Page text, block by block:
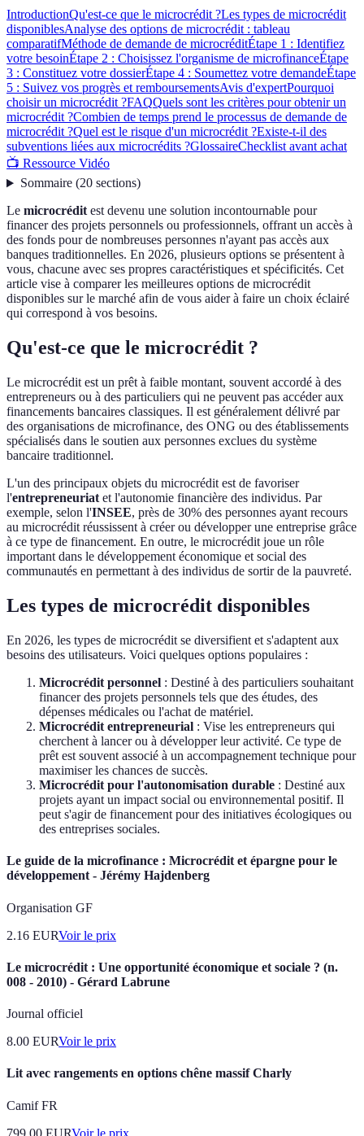
IntroductionQu'est-ce que le microcrédit ?Les types de microcrédit
disponiblesAnalyse des options de microcrédit : tableau
comparatifMéthode de demande de microcréditÉtape 1 : Identifiez
votre besoinÉtape 2 : Choisissez l'organisme de microfinanceÉtape
3 : Constituez votre dossierÉtape 4 : Soumettez votre demandeÉtape
5 : Suivez vos progrès et remboursementsAvis d'expertPourquoi
choisir un microcrédit ?FAQQuels sont les critères pour obtenir un
microcrédit ?Combien de temps prend le processus de demande de
microcrédit ?Quel est le risque d'un microcrédit ?Existe-t-il des
subventions liées aux microcrédits ?GlossaireChecklist avant achat
📺 Ressource Vidéo
Sommaire(20 sections)
Le microcréditest devenu une solution incontournable pour
financer des projets personnels ou professionnels, offrant un accès à
des fonds pour de nombreuses personnes n'ayant pas accès aux
banques traditionnelles. En 2026, plusieurs options se présentent à
vous, chacune avec ses propres caractéristiques et spécificités. Cet
article vise à comparer les meilleures options de microcrédit
disponibles sur le marché afin de vous aider à faire un choix éclairé
qui correspond à vos besoins.
Qu'est-ce que le microcrédit ?
Le microcrédit est un prêt à faible montant, souvent accordé à des
entrepreneurs ou à des particuliers qui ne peuvent pas accéder aux
financements bancaires classiques. Il est généralement délivré par
des organisations de microfinance, des ONG ou des établissements
spécialisés dans le soutien aux personnes exclues du système
bancaire traditionnel.
L'un des principaux objets du microcrédit est de favoriser
l'entrepreneuriat et l'autonomie financière des individus. Par
exemple, selon l'INSEE, près de 30% des personnes ayant recours
au microcrédit réussissent à créer ou développer une entreprise grâce
à ce type de financement. En outre, le microcrédit joue un rôle
important dans le développement économique et social des
communautés en permettant à des individus de sortir de la pauvreté.
Les types de microcrédit disponibles
En 2026, les types de microcrédit se diversifient et s'adaptent aux
besoins des utilisateurs. Voici quelques options populaires :
Microcrédit personnel : Destiné à des particuliers souhaitant
financer des projets personnels tels que des études, des
dépenses médicales ou l'achat de matériel.
Microcrédit entrepreneurial : Vise les entrepreneurs qui
cherchent à lancer ou à développer leur activité. Ce type de
prêt est souvent associé à un accompagnement technique pour
maximiser les chances de succès.
Microcrédit pour l'autonomisation durable : Destiné aux
projets ayant un impact social ou environnemental positif. Il
peut s'agir de financement pour des initiatives écologiques ou
des entreprises sociales.
Le guide de la microfinance : Microcrédit et épargne pour le
développement - Jérémy Hajdenberg
Organisation GF
2.16 EURVoir le prix
Le microcrédit : Une opportunité économique et sociale ? (n.
008 - 2010) - Gérard Labrune
Journal officiel
8.00 EURVoir le prix
Lit avec rangements en options chêne massif Charly
Camif FR
799.00 EURVoir le prix